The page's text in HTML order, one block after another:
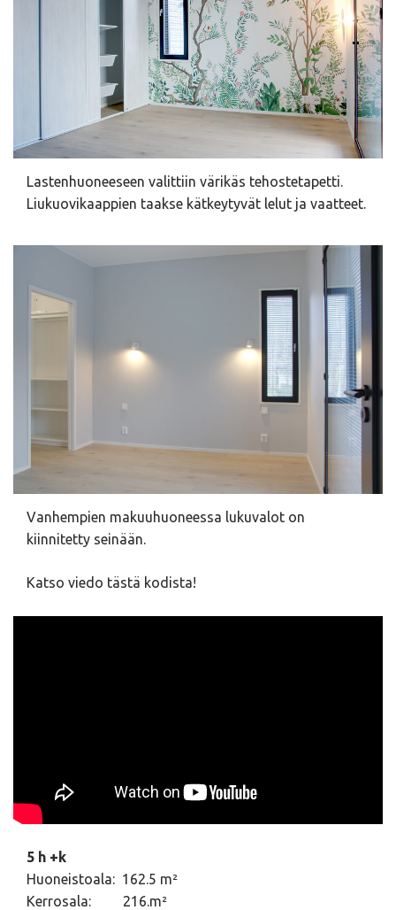
Lastenhuoneeseen valittiin värikäs tehostetapetti.
Liukuovikaappien taakse kätkeytyvät lelut ja vaatteet.
Vanhempien makuuhuoneessa lukuvalot on
kiinnitetty seinään.
Katso viedo tästä kodista!
5 h +k
Huoneistoala: 162.5 m²
Kerrosala: 216.m²